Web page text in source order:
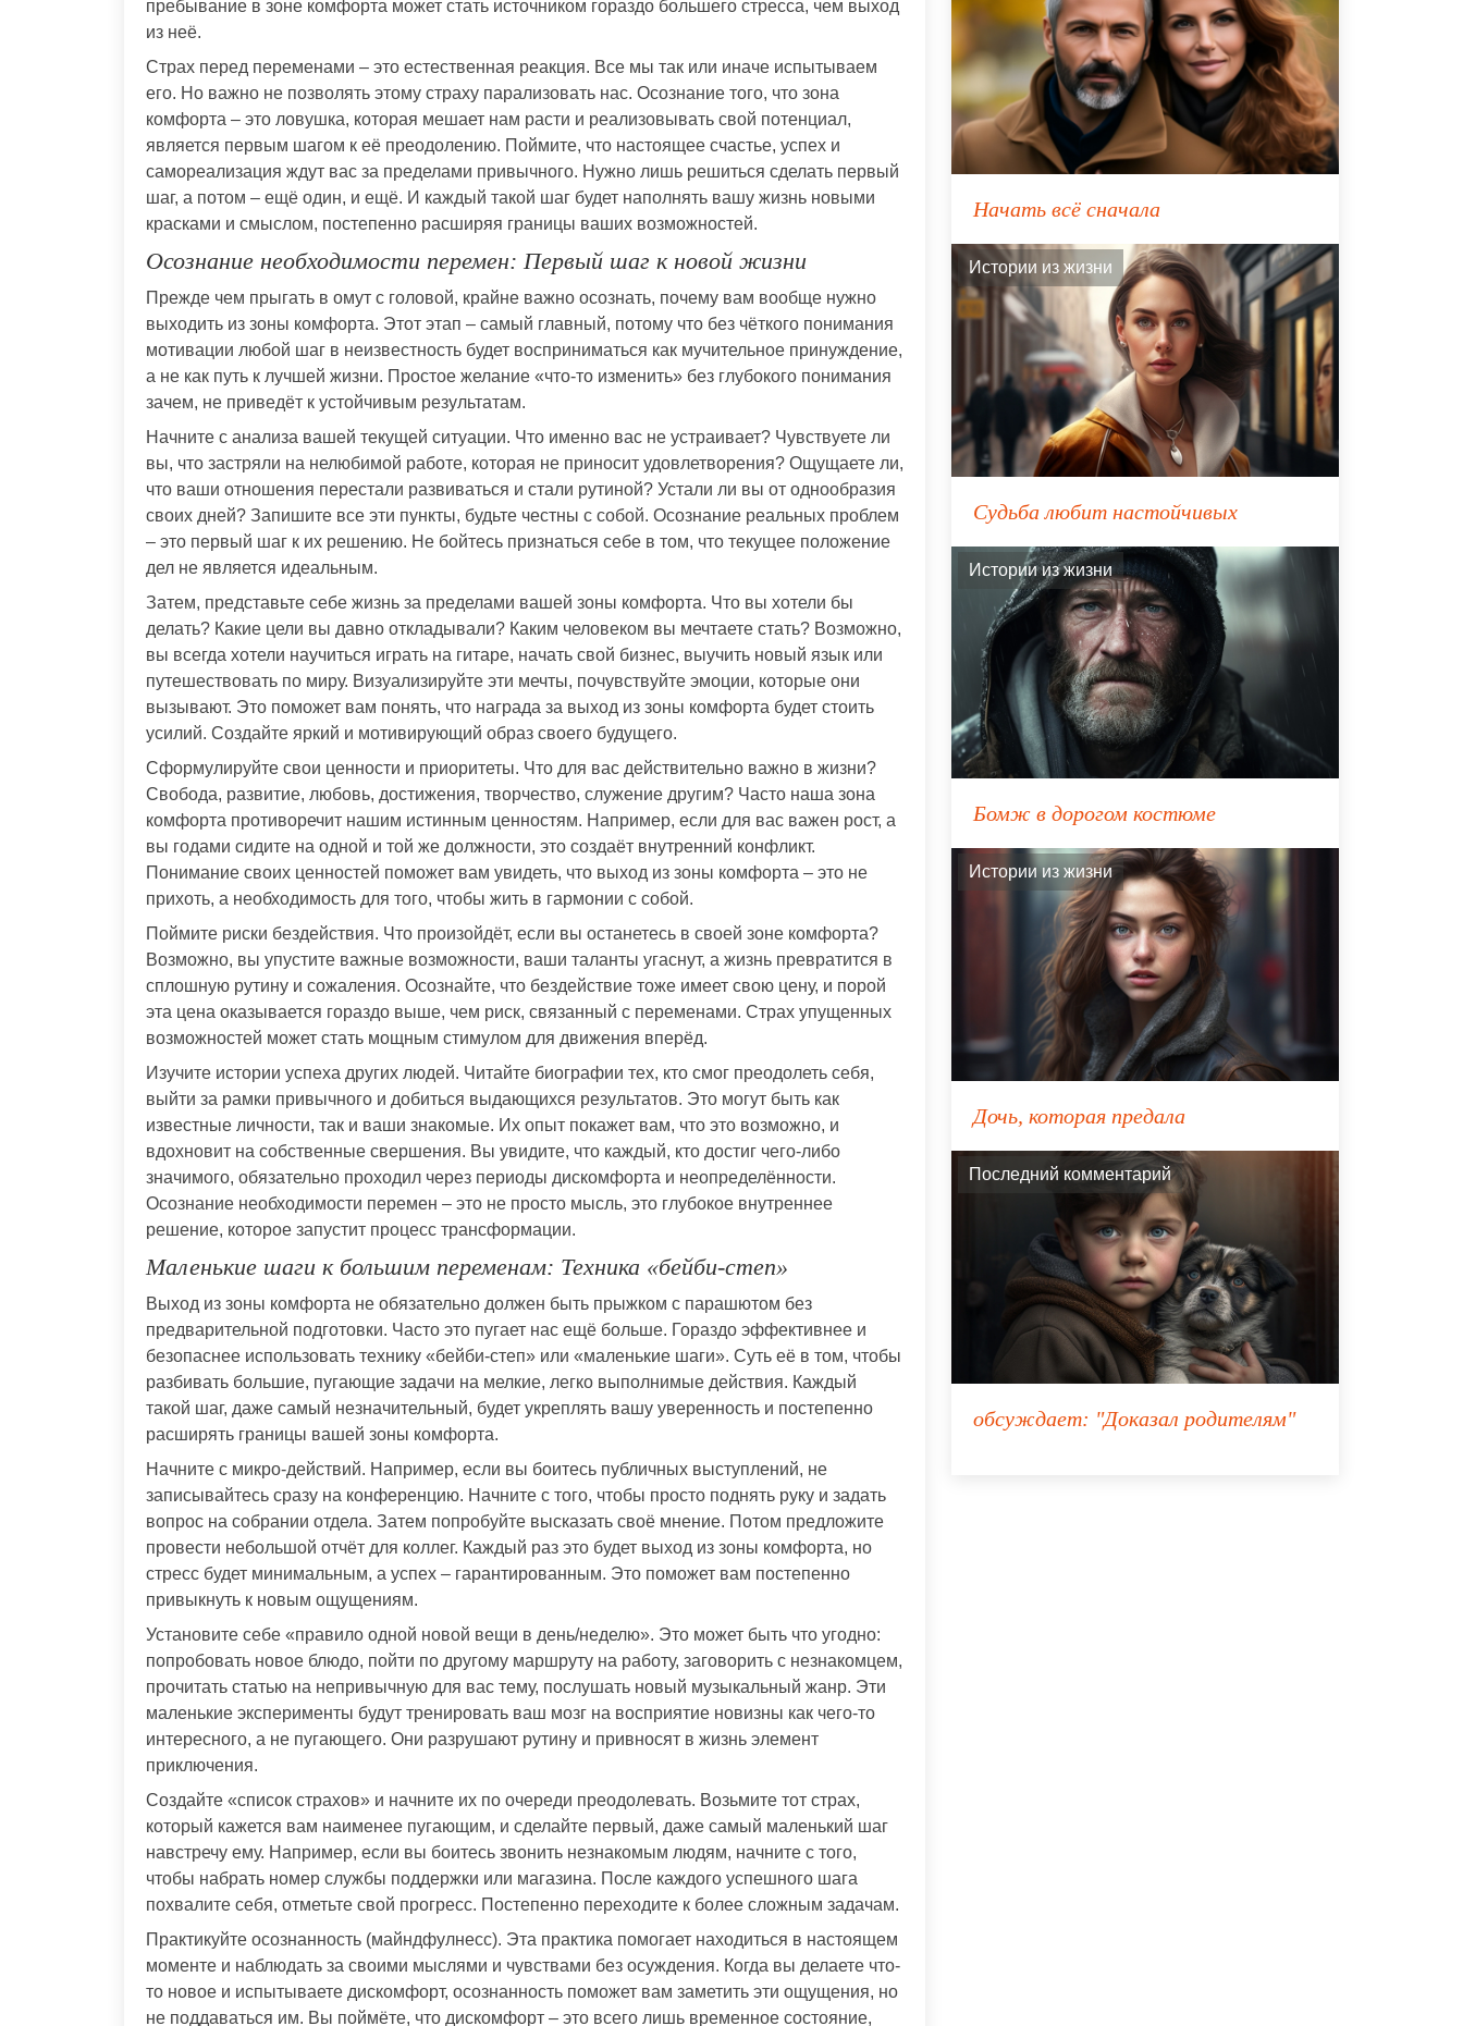
пребывание в зоне комфорта может стать источником гораздо большего стресса, чем выход
из неё.
Страх перед переменами – это естественная реакция. Все мы так или иначе испытываем
его. Но важно не позволять этому страху парализовать нас. Осознание того, что зона
комфорта – это ловушка, которая мешает нам расти и реализовывать свой потенциал,
является первым шагом к её преодолению. Поймите, что настоящее счастье, успех и
самореализация ждут вас за пределами привычного. Нужно лишь решиться сделать первый
шаг, а потом – ещё один, и ещё. И каждый такой шаг будет наполнять вашу жизнь новыми
красками и смыслом, постепенно расширяя границы ваших возможностей.
Осознание необходимости перемен: Первый шаг к новой жизни
Прежде чем прыгать в омут с головой, крайне важно осознать, почему вам вообще нужно
выходить из зоны комфорта. Этот этап – самый главный, потому что без чёткого понимания
мотивации любой шаг в неизвестность будет восприниматься как мучительное принуждение,
а не как путь к лучшей жизни. Простое желание «что-то изменить» без глубокого понимания
зачем, не приведёт к устойчивым результатам.
Начните с анализа вашей текущей ситуации. Что именно вас не устраивает? Чувствуете ли
вы, что застряли на нелюбимой работе, которая не приносит удовлетворения? Ощущаете ли,
что ваши отношения перестали развиваться и стали рутиной? Устали ли вы от однообразия
своих дней? Запишите все эти пункты, будьте честны с собой. Осознание реальных проблем
– это первый шаг к их решению. Не бойтесь признаться себе в том, что текущее положение
дел не является идеальным.
Затем, представьте себе жизнь за пределами вашей зоны комфорта. Что вы хотели бы
делать? Какие цели вы давно откладывали? Каким человеком вы мечтаете стать? Возможно,
вы всегда хотели научиться играть на гитаре, начать свой бизнес, выучить новый язык или
путешествовать по миру. Визуализируйте эти мечты, почувствуйте эмоции, которые они
вызывают. Это поможет вам понять, что награда за выход из зоны комфорта будет стоить
усилий. Создайте яркий и мотивирующий образ своего будущего.
Сформулируйте свои ценности и приоритеты. Что для вас действительно важно в жизни?
Свобода, развитие, любовь, достижения, творчество, служение другим? Часто наша зона
комфорта противоречит нашим истинным ценностям. Например, если для вас важен рост, а
вы годами сидите на одной и той же должности, это создаёт внутренний конфликт.
Понимание своих ценностей поможет вам увидеть, что выход из зоны комфорта – это не
прихоть, а необходимость для того, чтобы жить в гармонии с собой.
Поймите риски бездействия. Что произойдёт, если вы останетесь в своей зоне комфорта?
Возможно, вы упустите важные возможности, ваши таланты угаснут, а жизнь превратится в
сплошную рутину и сожаления. Осознайте, что бездействие тоже имеет свою цену, и порой
эта цена оказывается гораздо выше, чем риск, связанный с переменами. Страх упущенных
возможностей может стать мощным стимулом для движения вперёд.
Изучите истории успеха других людей. Читайте биографии тех, кто смог преодолеть себя,
выйти за рамки привычного и добиться выдающихся результатов. Это могут быть как
известные личности, так и ваши знакомые. Их опыт покажет вам, что это возможно, и
вдохновит на собственные свершения. Вы увидите, что каждый, кто достиг чего-либо
значимого, обязательно проходил через периоды дискомфорта и неопределённости.
Осознание необходимости перемен – это не просто мысль, это глубокое внутреннее
решение, которое запустит процесс трансформации.
Маленькие шаги к большим переменам: Техника «бейби-степ»
Выход из зоны комфорта не обязательно должен быть прыжком с парашютом без
предварительной подготовки. Часто это пугает нас ещё больше. Гораздо эффективнее и
безопаснее использовать технику «бейби-степ» или «маленькие шаги». Суть её в том, чтобы
разбивать большие, пугающие задачи на мелкие, легко выполнимые действия. Каждый
такой шаг, даже самый незначительный, будет укреплять вашу уверенность и постепенно
расширять границы вашей зоны комфорта.
Начните с микро-действий. Например, если вы боитесь публичных выступлений, не
записывайтесь сразу на конференцию. Начните с того, чтобы просто поднять руку и задать
вопрос на собрании отдела. Затем попробуйте высказать своё мнение. Потом предложите
провести небольшой отчёт для коллег. Каждый раз это будет выход из зоны комфорта, но
стресс будет минимальным, а успех – гарантированным. Это поможет вам постепенно
привыкнуть к новым ощущениям.
Установите себе «правило одной новой вещи в день/неделю». Это может быть что угодно:
попробовать новое блюдо, пойти по другому маршруту на работу, заговорить с незнакомцем,
прочитать статью на непривычную для вас тему, послушать новый музыкальный жанр. Эти
маленькие эксперименты будут тренировать ваш мозг на восприятие новизны как чего-то
интересного, а не пугающего. Они разрушают рутину и привносят в жизнь элемент
приключения.
Создайте «список страхов» и начните их по очереди преодолевать. Возьмите тот страх,
который кажется вам наименее пугающим, и сделайте первый, даже самый маленький шаг
навстречу ему. Например, если вы боитесь звонить незнакомым людям, начните с того,
чтобы набрать номер службы поддержки или магазина. После каждого успешного шага
похвалите себя, отметьте свой прогресс. Постепенно переходите к более сложным задачам.
Практикуйте осознанность (майндфулнесс). Эта практика помогает находиться в настоящем
моменте и наблюдать за своими мыслями и чувствами без осуждения. Когда вы делаете что-
то новое и испытываете дискомфорт, осознанность поможет вам заметить эти ощущения, но
не поддаваться им. Вы поймёте, что дискомфорт – это всего лишь временное состояние,
Начать всё сначала
Истории из жизни
Судьба любит настойчивых
Истории из жизни
Бомж в дорогом костюме
Истории из жизни
Дочь, которая предала
Последний комментарий
обсуждает: "Доказал родителям"